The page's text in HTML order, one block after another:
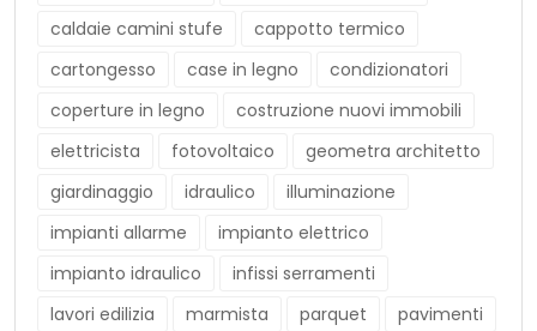
caldaie camini stufe
cappotto termico
cartongesso
case in legno
condizionatori
coperture in legno
costruzione nuovi immobili
elettricista
fotovoltaico
geometra architetto
giardinaggio
idraulico
illuminazione
impianti allarme
impianto elettrico
impianto idraulico
infissi serramenti
lavori edilizia
marmista parquet
pavimenti